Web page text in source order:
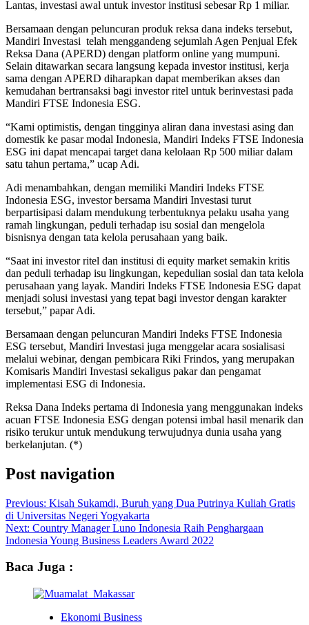
Lantas, investasi awal untuk investor institusi sebesar Rp 1 miliar.
Bersamaan dengan peluncuran produk reksa dana indeks tersebut,
Mandiri Investasi telah menggandeng sejumlah Agen Penjual Efek
Reksa Dana (APERD) dengan platform online yang mumpuni.
Selain ditawarkan secara langsung kepada investor institusi, kerja
sama dengan APERD diharapkan dapat memberikan akses dan
kemudahan bertransaksi bagi investor ritel untuk berinvestasi pada
Mandiri FTSE Indonesia ESG.
“Kami optimistis, dengan tingginya aliran dana investasi asing dan
domestik ke pasar modal Indonesia, Mandiri Indeks FTSE Indonesia
ESG ini dapat mencapai target dana kelolaan Rp 500 miliar dalam
satu tahun pertama,” ucap Adi.
Adi menambahkan, dengan memiliki Mandiri Indeks FTSE
Indonesia ESG, investor bersama Mandiri Investasi turut
berpartisipasi dalam mendukung terbentuknya pelaku usaha yang
ramah lingkungan, peduli terhadap isu sosial dan mengelola
bisnisnya dengan tata kelola perusahaan yang baik.
“Saat ini investor ritel dan institusi di equity market semakin kritis
dan peduli terhadap isu lingkungan, kepedulian sosial dan tata kelola
perusahaan yang layak. Mandiri Indeks FTSE Indonesia ESG dapat
menjadi solusi investasi yang tepat bagi investor dengan karakter
tersebut,” papar Adi.
Bersamaan dengan peluncuran Mandiri Indeks FTSE Indonesia
ESG tersebut, Mandiri Investasi juga menggelar acara sosialisasi
melalui webinar, dengan pembicara Riki Frindos, yang merupakan
Komisaris Mandiri Investasi sekaligus pakar dan pengamat
implementasi ESG di Indonesia.
Reksa Dana Indeks pertama di Indonesia yang menggunakan indeks
acuan FTSE Indonesia ESG dengan potensi imbal hasil menarik dan
risiko terukur untuk mendukung terwujudnya dunia usaha yang
berkelanjutan. (*)
Post navigation
Previous: Kisah Sukamdi, Buruh yang Dua Putrinya Kuliah Gratis
di Universitas Negeri Yogyakarta
Next: Country Manager Luno Indonesia Raih Penghargaan
Indonesia Young Business Leaders Award 2022
Baca Juga :
Ekonomi Business